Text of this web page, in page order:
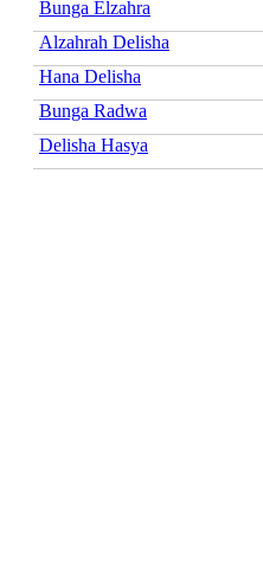
Bunga Elzahra
Alzahrah Delisha
Hana Delisha
Bunga Radwa
Delisha Hasya